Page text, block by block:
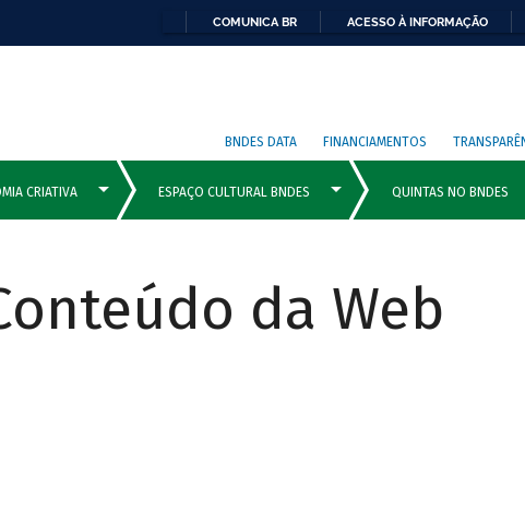
COMUNICA BR ACESSO À INFORMAÇÃO
BNDES DATA FINANCIAMENTOS
da Web